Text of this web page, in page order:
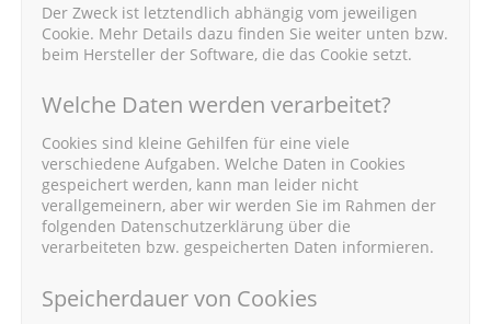
Der Zweck ist letztendlich abhängig vom jeweiligen
Cookie. Mehr Details dazu finden Sie weiter unten bzw.
beim Hersteller der Software, die das Cookie setzt.
Welche Daten werden verarbeitet?
Cookies sind kleine Gehilfen für eine viele
verschiedene Aufgaben. Welche Daten in Cookies
gespeichert werden, kann man leider nicht
verallgemeinern, aber wir werden Sie im Rahmen der
folgenden Datenschutzerklärung über die
verarbeiteten bzw. gespeicherten Daten informieren.
Speicherdauer von Cookies